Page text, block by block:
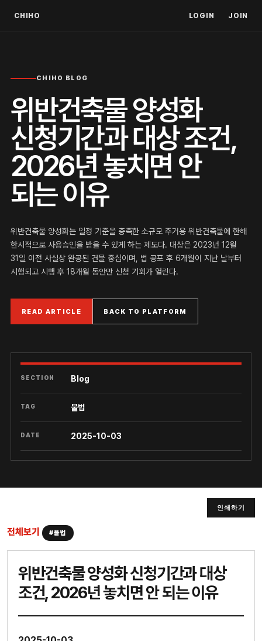
CHIHO LOGIN JOIN
CHIHO BLOG
위반건축물 양성화
신청기간과 대상 조건,
2026년 놓치면 안
되는 이유
위반건축물 양성화는 일정 기준을 충족한 소규모 주거용 위반건축물에 한해
한시적으로 사용승인을 받을 수 있게 하는 제도다. 대상은 2023년 12월
31일 이전 사실상 완공된 건물 중심이며, 법 공포 후 6개월이 지난 날부터
시행되고 시행 후 18개월 동안만 신청 기회가 열린다.
READ ARTICLE BACK TO PLATFORM
SECTION Blog
TAG 불법
DATE 2025-10-03
인쇄하기
전체보기 #불법
위반건축물 양성화 신청기간과 대상
조건, 2026년 놓치면 안 되는 이유